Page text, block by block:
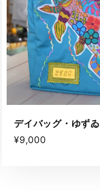
デイバッグ・ゆずゐ
¥9,000